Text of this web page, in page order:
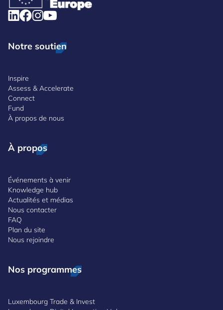
Notre soutien
Inspire
Assess & Accelerate
Connect
Fund
À propos de nous
À propos
Événements à venir
Knowledge hub
Actualités et médias
Nous contacter
FAQ
Plan du site
Nous rejoindre
Nos programmes
Luxembourg Trade & Invest